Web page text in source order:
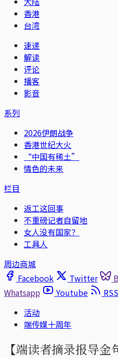
香港
台湾
速递
解读
评论
播客
影音
系列
2026伊朗战争
香港世纪大火
“中国有稀土”
情色的未来
栏目
返工这回事
不重磅记者自留地
女人没有国家？
工具人
周边商城
Facebook
Twitter
Whatsapp
Youtube
RSS
活动
端传媒十周年
【端读者摘录报导